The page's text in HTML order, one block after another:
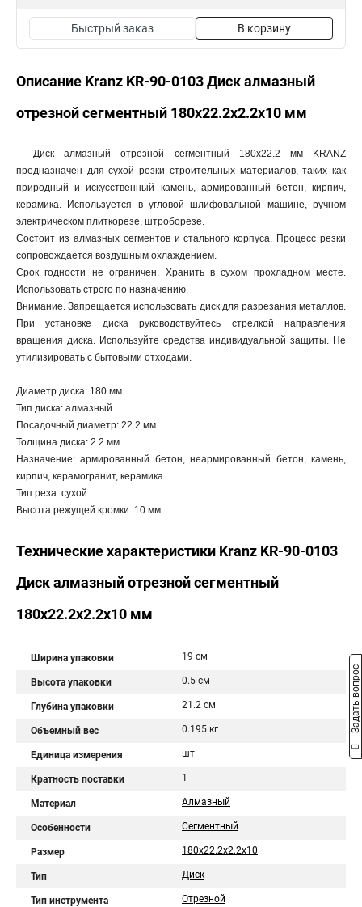
Быстрый заказ В корзину
Описание Kranz KR-90-0103 Диск алмазный
отрезной сегментный 180x22.2x2.2x10 мм
Диск алмазный отрезной сегментный 180x22.2 мм KRANZ
предназначен для сухой резки строительных материалов, таких как
природный и искусственный камень, армированный бетон, кирпич,
керамика. Используется в угловой шлифовальной машине, ручном
электрическом плиткорезе, штроборезе.
Состоит из алмазных сегментов и стального корпуса. Процесс резки
сопровождается воздушным охлаждением.
Срок годности не ограничен. Хранить в сухом прохладном месте.
Использовать строго по назначению.
Внимание. Запрещается использовать диск для разрезания металлов.
При установке диска руководствуйтесь стрелкой направления
вращения диска. Используйте средства индивидуальной защиты. Не
утилизировать с бытовыми отходами.
Диаметр диска: 180 мм
Тип диска: алмазный
Посадочный диаметр: 22.2 мм
Толщина диска: 2.2 мм
Назначение: армированный бетон, неармированный бетон, камень,
кирпич, керамогранит, керамика
Тип реза: сухой
Высота режущей кромки: 10 мм
Технические характеристики Kranz KR-90-0103
Диск алмазный отрезной сегментный
180x22.2x2.2x10 мм
Ширина упаковки 19 см
Высота упаковки 0.5 см
Глубина упаковки 21.2 см
Объемный вес 0.195 кг
Единица измерения шт
Кратность поставки 1
Материал Алмазный
Особенности Сегментный
Размер 180x22.2x2.2x10
Тип Диск
Тип инструмента Отрезной
Задать вопрос